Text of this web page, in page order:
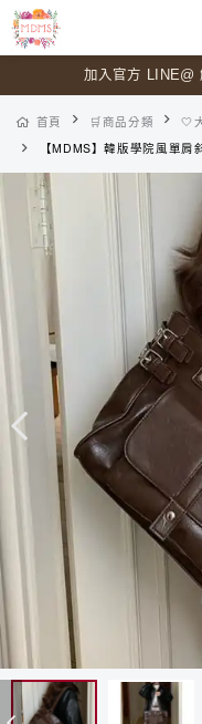
加入官方 LINE@
首頁 🛒商品分類
🤍
【MDMS】韓版學院風單肩斜挎包 (2colors) 多口袋皮感大容量托特包 質感